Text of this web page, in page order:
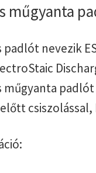
műgyanta
nevezik
műgyanta